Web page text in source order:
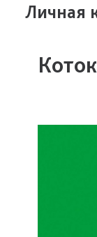
Личная